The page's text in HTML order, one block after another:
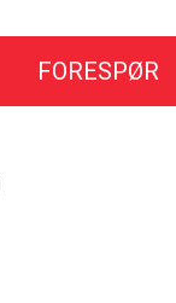
FORESPØR